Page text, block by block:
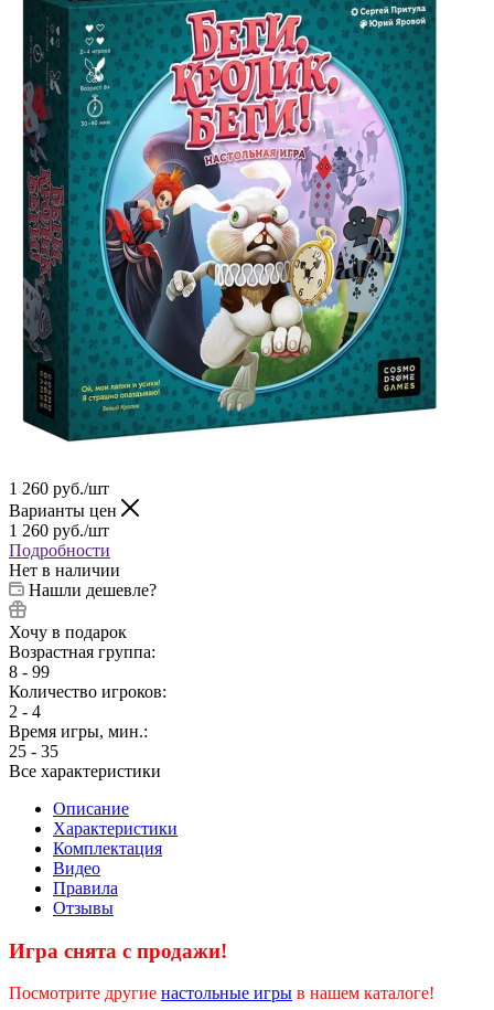
1 260 руб./шт
Варианты цен
1 260 руб./шт
Подробности
Нет в наличии
Нашли дешевле?
Хочу в подарок
Возрастная группа:
8 - 99
Количество игроков:
2 - 4
Время игры, мин.:
25 - 35
Все характеристики
Описание
Характеристики
Комплектация
Видео
Правила
Отзывы
Игра снята с продажи!
Посмотрите другие настольные игры в нашем каталоге!